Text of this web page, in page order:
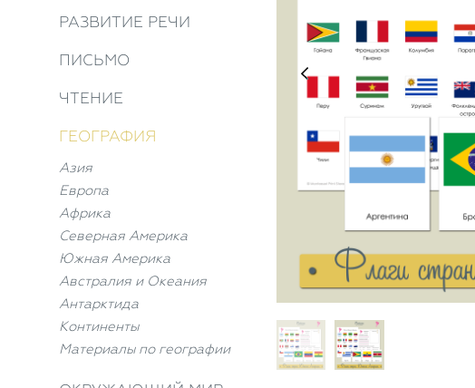
РАЗВИТИЕ РЕЧИ
ПИСЬМО
ЧТЕНИЕ
ГЕОГРАФИЯ
Азия
Европа
Африка
Северная Америка
Южная Америка
Австралия и Океания
Антарктида
Континенты
Материалы по географии